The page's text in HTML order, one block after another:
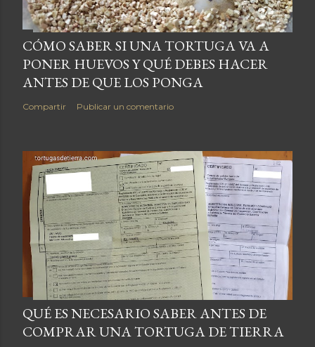
CÓMO SABER SI UNA TORTUGA VA A
PONER HUEVOS Y QUÉ DEBES HACER
ANTES DE QUE LOS PONGA
Compartir Publicar un comentario
QUÉ ES NECESARIO SABER ANTES DE
COMPRAR UNA TORTUGA DE TIERRA